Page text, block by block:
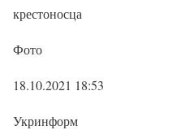
крестоносца
Фото
18.10.2021 18:53
Укринформ